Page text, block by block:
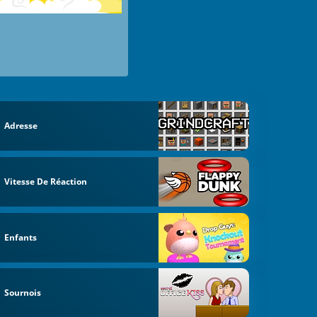
Adresse
Vitesse De Réaction
Enfants
Sournois